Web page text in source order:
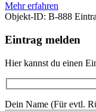
Mehr erfahren
Objekt-ID: B-888
Eintrag melden
Hier kannst du einen
Dein Name (Für evtl.